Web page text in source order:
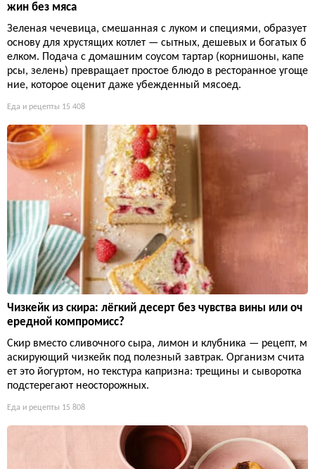
жин без мяса
Зеленая чечевица, смешанная с луком и специями, образует
основу для хрустящих котлет — сытных, дешевых и богатых б
елком. Подача с домашним соусом тартар (корнишоны, капе
рсы, зелень) превращает простое блюдо в ресторанное угоще
ние, которое оценит даже убежденный мясоед.
Еда и рецепты 15 408
Чизкейк из скира: лёгкий десерт без чувства вины или оч
ередной компромисс?
Скир вместо сливочного сыра, лимон и клубника — рецепт, м
аскирующий чизкейк под полезный завтрак. Организм счита
ет это йогуртом, но текстура капризна: трещины и сыворотка
подстерегают неосторожных.
Еда и рецепты 15 808